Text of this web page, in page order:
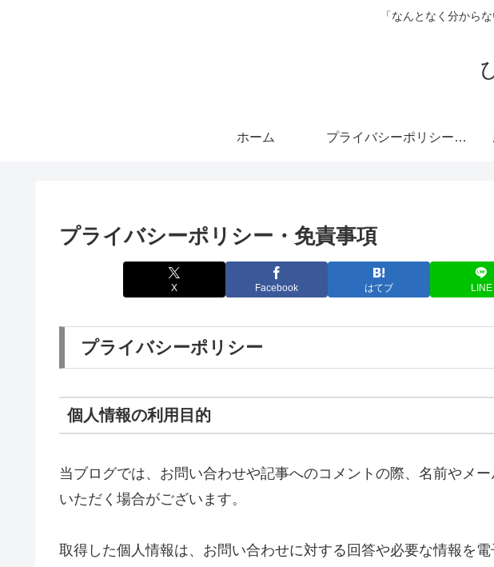
「なんとなく分から
ホーム プライバシーポリシー・免責事項
プライバシーポリシー・免責事項
X Facebook はてブ LINE
プライバシーポリシー
個人情報の利用目的
当ブログでは、お問い合わせや記事へのコメントの際、名前やメ
いただく場合がございます。
取得した個人情報は、お問い合わせに対する回答や必要な情報を